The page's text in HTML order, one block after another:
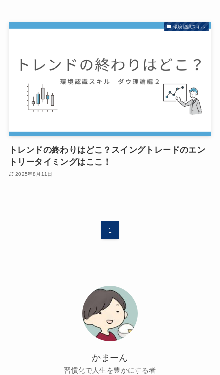
環境認識スキル
トレンドの終わりはどこ？スイングトレードのエン
トリータイミングはここ！
2025年8月11日
1
かまーん
習慣化で人生を豊かにする者